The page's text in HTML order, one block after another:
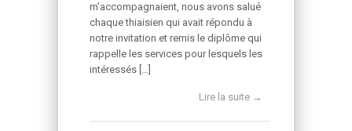
m’accompagnaient, nous avons salué
chaque thiaisien qui avait répondu à
notre invitation et remis le diplôme qui
rappelle les services pour lesquels les
intéressés […]
Lire la suite →